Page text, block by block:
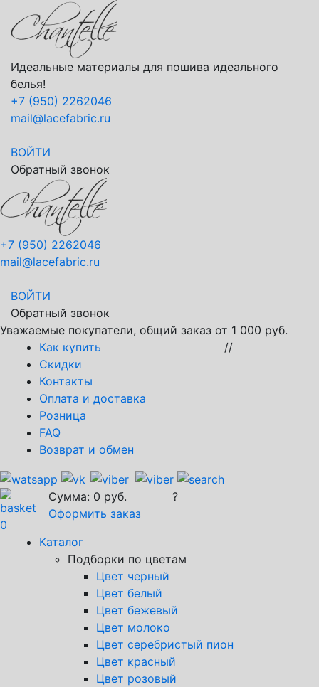
Идеальные материалы для пошива идеального
белья!
+7 (950) 2262046
mail@lacefabric.ru
ВОЙТИ
Обратный звонок
+7 (950) 2262046
mail@lacefabric.ru
ВОЙТИ
Обратный звонок
Уважаемые покупатели, общий заказ от 1 000 руб.
Как купить
Скидки
Контакты
Оплата и доставка
Розница
FAQ
Возврат и обмен
//
0
Сумма: 0 руб.
Оформить заказ
?
Каталог
Подборки по цветам
Цвет черный
Цвет белый
Цвет бежевый
Цвет молоко
Цвет серебристый пион
Цвет красный
Цвет розовый